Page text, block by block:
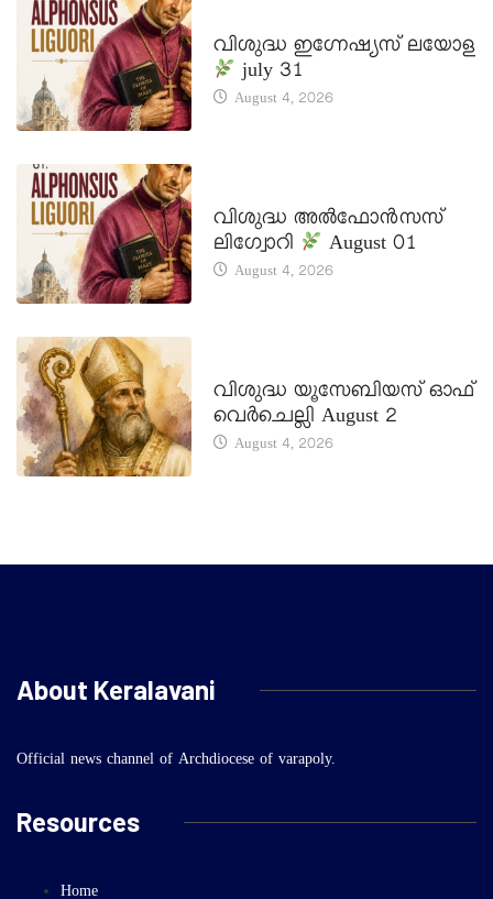
വിശുദ്ധ ഇഗ്നേഷ്യസ് ലയോള
july 31
August 4, 2026
വിശുദ്ധ അൽഫോൻസസ്
ലിഗ്വോറി
August 01
August 4, 2026
വിശുദ്ധ യൂസേബിയസ് ഓഫ്
വെർചെല്ലി August 2
August 4, 2026
About Keralavani
Official news channel of Archdiocese of varapoly.
Resources
Home